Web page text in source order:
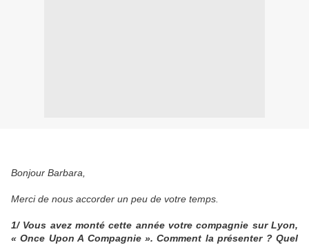
Bonjour Barbara,
Merci de nous accorder un peu de votre temps.
1/ Vous avez monté cette année votre compagnie sur Lyon,
« Once Upon A Compagnie ». Comment la présenter ? Quel